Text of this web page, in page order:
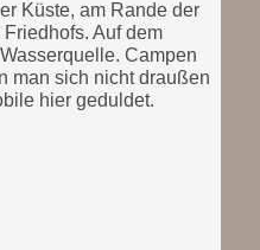
Küste, am Rande der
Auf dem
Campen
man sich nicht draußen
hier geduldet.